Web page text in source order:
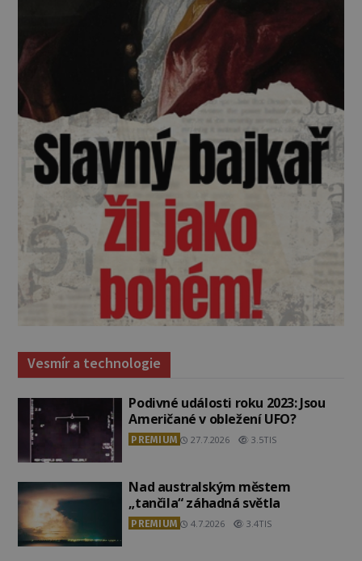
Vesmír a technologie
Podivné události roku 2023: Jsou
Američané v obležení UFO?
PREMIUM 27.7.2026 3.5TIS
Nad australským městem
„tančila“ záhadná světla
PREMIUM 4.7.2026 3.4TIS